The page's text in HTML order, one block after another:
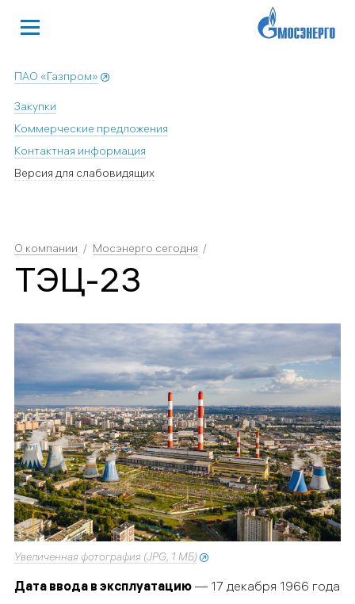
ПАО «Газпром»
Закупки
Коммерческие предложения
Контактная информация
Версия для слабовидящих
О компании Мосэнерго сегодня
ТЭЦ-23
Увеличенная фотография (JPG, 1 МБ)
Дата ввода в эксплуатацию — 17 декабря 1966 года